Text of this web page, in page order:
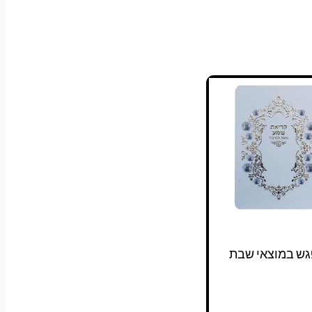
במוצאי שבת
עד
מספר
סוגים.
ניתן
לבחור
את
האפשרויות
בעמוד
המוצר